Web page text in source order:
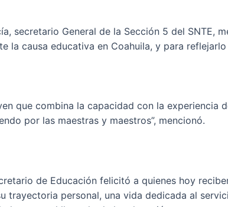
secretario General de la Sección 5 del SNTE,
la causa educativa en Coahuila, y para
que combina la capacidad con la experiencia
por las maestras y maestros”, mencionó.
de Educación felicitó a quienes hoy
trayectoria personal, una vida dedicada al